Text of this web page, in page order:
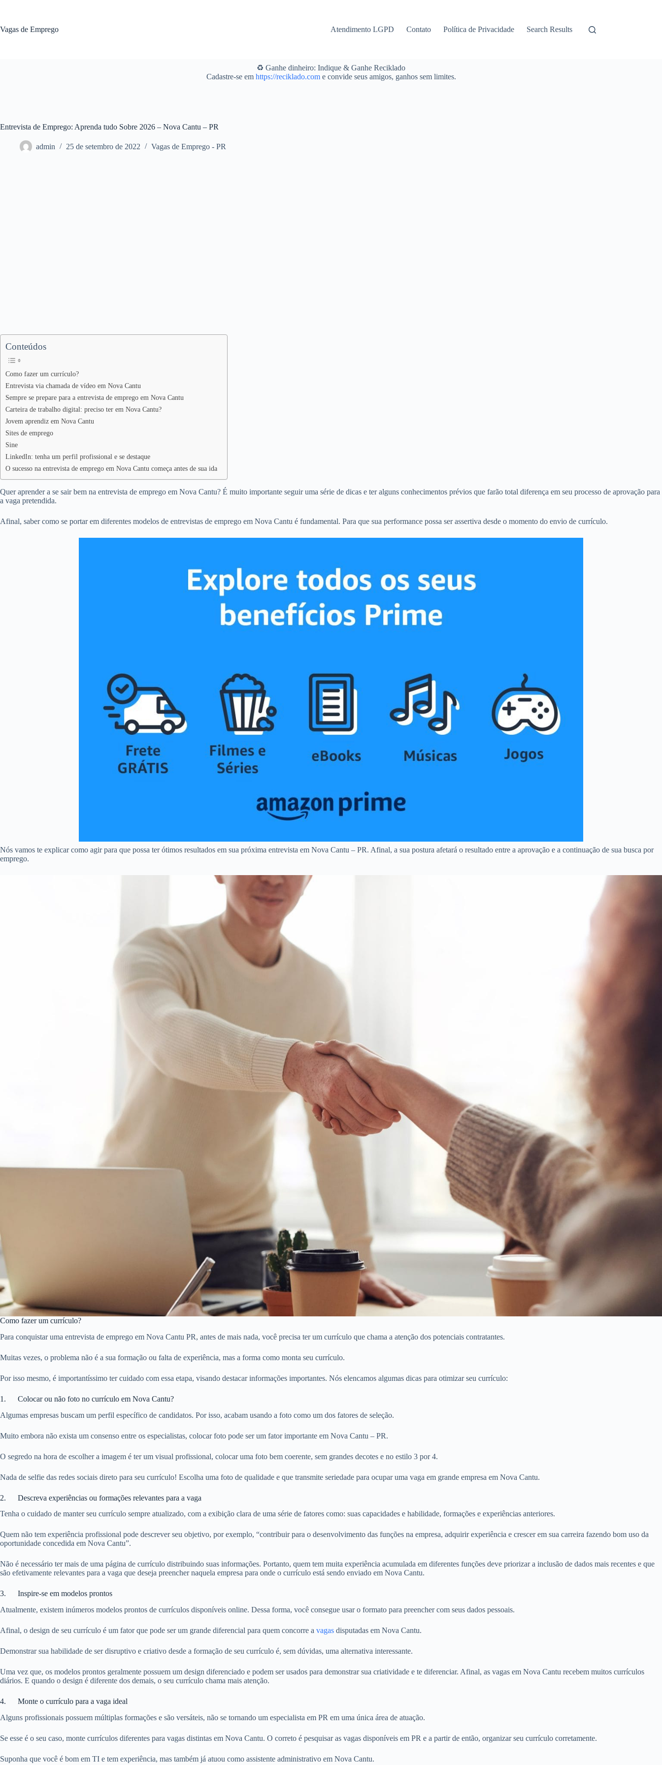
conteúdo
Vagas de Emprego Atendimento LGPD Contato Política de Privacidade Search Results
♻️ Ganhe dinheiro: Indique & Ganhe Reciklado
Cadastre-se em https://reciklado.come convide seus amigos, ganhos sem limites.
Entrevista de Emprego: Aprenda tudo Sobre 2026 – Nova Cantu – PR
admin 25 de setembro de 2022 Vagas de Emprego - PR
Conteúdos
Como fazer um currículo?
Entrevista via chamada de vídeo em Nova Cantu
Sempre se prepare para a entrevista de emprego em Nova Cantu
Carteira de trabalho digital: preciso ter em Nova Cantu?
Jovem aprendiz em Nova Cantu
Sites de emprego
Sine
LinkedIn: tenha um perfil profissional e se destaque
O sucesso na entrevista de emprego em Nova Cantu começa antes de sua ida
Quer aprender a se sair bem na entrevista de emprego em Nova Cantu? É muito importante seguir uma série de dicas e ter alguns conhecimentos prévios que farão total diferença em seu processo de aprovação para
a vaga pretendida.
Afinal, saber como se portar em diferentes modelos de entrevistas de emprego em Nova Cantu é fundamental. Para que sua performance possa ser assertiva desde o momento do envio de currículo.
Nós vamos te explicar como agir para que possa ter ótimos resultados em sua próxima entrevista em Nova Cantu – PR. Afinal, a sua postura afetará o resultado entre a aprovação e a continuação de sua busca por
emprego.
Como fazer um currículo?
Para conquistar uma entrevista de emprego em Nova Cantu PR, antes de mais nada, você precisa ter um currículo que chama a atenção dos potenciais contratantes.
Muitas vezes, o problema não é a sua formação ou falta de experiência, mas a forma como monta seu currículo.
Por isso mesmo, é importantíssimo ter cuidado com essa etapa, visando destacar informações importantes. Nós elencamos algumas dicas para otimizar seu currículo:
1. Colocar ou não foto no currículo em Nova Cantu?
Algumas empresas buscam um perfil específico de candidatos. Por isso, acabam usando a foto como um dos fatores de seleção.
Muito embora não exista um consenso entre os especialistas, colocar foto pode ser um fator importante em Nova Cantu – PR.
O segredo na hora de escolher a imagem é ter um visual profissional, colocar uma foto bem coerente, sem grandes decotes e no estilo 3 por 4.
Nada de selfie das redes sociais direto para seu currículo! Escolha uma foto de qualidade e que transmite seriedade para ocupar uma vaga em grande empresa em Nova Cantu.
2. Descreva experiências ou formações relevantes para a vaga
Tenha o cuidado de manter seu currículo sempre atualizado, com a exibição clara de uma série de fatores como: suas capacidades e habilidade, formações e experiências anteriores.
Quem não tem experiência profissional pode descrever seu objetivo, por exemplo, “contribuir para o desenvolvimento das funções na empresa, adquirir experiência e crescer em sua carreira fazendo bom uso da
oportunidade concedida em Nova Cantu”.
Não é necessário ter mais de uma página de currículo distribuindo suas informações. Portanto, quem tem muita experiência acumulada em diferentes funções deve priorizar a inclusão de dados mais recentes e que
são efetivamente relevantes para a vaga que deseja preencher naquela empresa para onde o currículo está sendo enviado em Nova Cantu.
3. Inspire-se em modelos prontos
Atualmente, existem inúmeros modelos prontos de currículos disponíveis online. Dessa forma, você consegue usar o formato para preencher com seus dados pessoais.
Afinal, o design de seu currículo é um fator que pode ser um grande diferencial para quem concorre a vagas disputadas em Nova Cantu.
Demonstrar sua habilidade de ser disruptivo e criativo desde a formação de seu currículo é, sem dúvidas, uma alternativa interessante.
Uma vez que, os modelos prontos geralmente possuem um design diferenciado e podem ser usados para demonstrar sua criatividade e te diferenciar. Afinal, as vagas em Nova Cantu recebem muitos currículos
diários. E quando o design é diferente dos demais, o seu currículo chama mais atenção.
4. Monte o currículo para a vaga ideal
Alguns profissionais possuem múltiplas formações e são versáteis, não se tornando um especialista em PR em uma única área de atuação.
Se esse é o seu caso, monte currículos diferentes para vagas distintas em Nova Cantu. O correto é pesquisar as vagas disponíveis em PR e a partir de então, organizar seu currículo corretamente.
Suponha que você é bom em TI e tem experiência, mas também já atuou como assistente administrativo em Nova Cantu.